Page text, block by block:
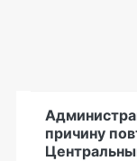
причину